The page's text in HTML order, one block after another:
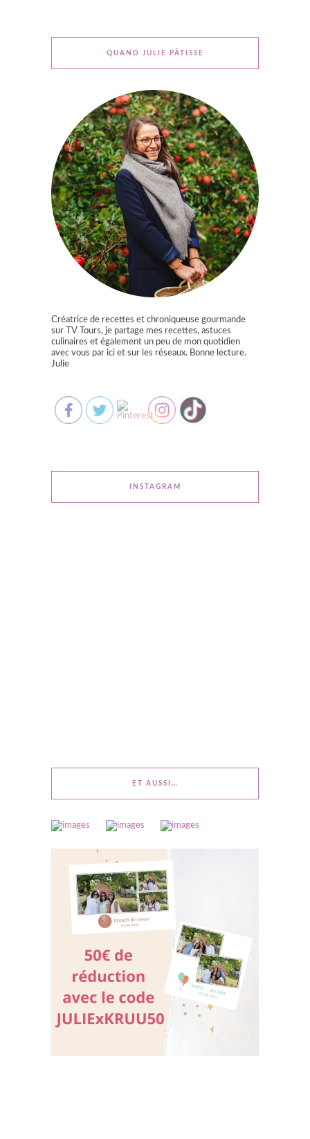
QUAND JULIE PÂTISSE
Créatrice de recettes et chroniqueuse gourmande
sur TV Tours, je partage mes recettes, astuces
culinaires et également un peu de mon quotidien
avec vous par ici et sur les réseaux. Bonne lecture.
Julie
INSTAGRAM
ET AUSSI…